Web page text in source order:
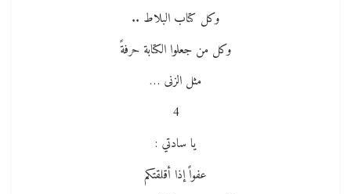
وكل كتاب البلاط ..
وكل من جعلوا الكتابة حرفةً
مثل الزنى …
4
يا سادتي :
عفواً إذا أقلقتكم